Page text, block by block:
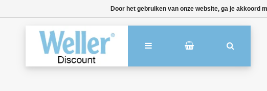
Door het gebruiken van onze website, ga je akkoord